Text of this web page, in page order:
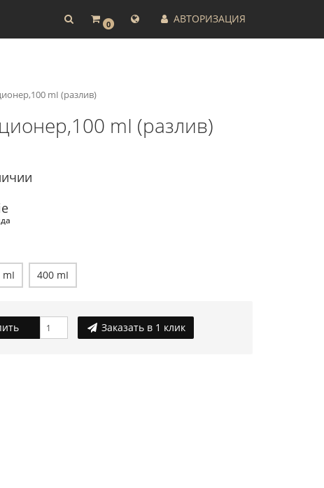
0 АВТОРИЗАЦИЯ
mI (разлив)
mI (разлив)
mI 400 mI
Заказать в 1 клик